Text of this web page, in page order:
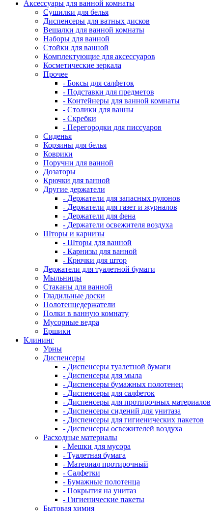
Аксессуары для ванной комнаты
Сушилки для белья
Диспенсеры для ватных дисков
Вешалки для ванной комнаты
Наборы для ванной
Стойки для ванной
Комплектующие для аксессуаров
Косметические зеркала
Прочее
- Боксы для салфеток
- Подставки для предметов
- Контейнеры для ванной комнаты
- Столики для ванны
- Скребки
- Перегородки для писсуаров
Сиденья
Корзины для белья
Коврики
Поручни для ванной
Дозаторы
Крючки для ванной
Другие держатели
- Держатели для запасных рулонов
- Держатели для газет и журналов
- Держатели для фена
- Держатели освежителя воздуха
Шторы и карнизы
- Шторы для ванной
- Карнизы для ванной
- Крючки для штор
Держатели для туалетной бумаги
Мыльницы
Стаканы для ванной
Гладильные доски
Полотенцедержатели
Полки в ванную комнату
Мусорные ведра
Ершики
Клининг
Урны
Диспенсеры
- Диспенсеры туалетной бумаги
- Диспенсеры для мыла
- Диспенсеры бумажных полотенец
- Диспенсеры для салфеток
- Диспенсеры для протирочных материалов
- Диспенсеры сидений для унитаза
- Диспенсеры для гигиенических пакетов
- Диспенсеры освежителей воздуха
Расходные материалы
- Мешки для мусора
- Туалетная бумага
- Материал протирочный
- Салфетки
- Бумажные полотенца
- Покрытия на унитаз
- Гигиенические пакеты
Бытовая химия